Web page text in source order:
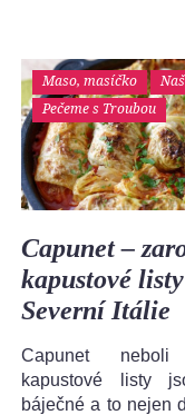
Maso, masíčko
Pečeme s Troubou
Capunet –
kapustové
Severní Itálie
Capunet neboli
kapustové listy
báječné a to nejen